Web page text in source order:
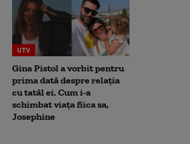
UTV
Gina Pistol a vorbit pentru
prima dată despre relația
cu tatăl ei. Cum i-a
schimbat viața fiica sa,
Josephine